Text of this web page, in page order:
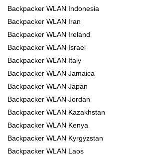
Backpacker WLAN Indonesia
Backpacker WLAN Iran
Backpacker WLAN Ireland
Backpacker WLAN Israel
Backpacker WLAN Italy
Backpacker WLAN Jamaica
Backpacker WLAN Japan
Backpacker WLAN Jordan
Backpacker WLAN Kazakhstan
Backpacker WLAN Kenya
Backpacker WLAN Kyrgyzstan
Backpacker WLAN Laos